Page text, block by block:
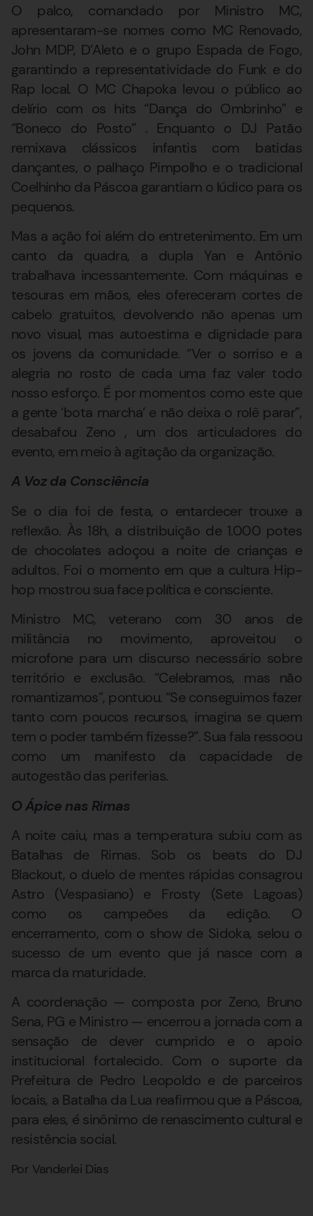
O palco, comandado por Ministro MC,
apresentaram-se nomes como MC Renovado,
John MDP, D’Aleto e o grupo Espada de Fogo,
garantindo a representatividade do Funk e do
Rap local. O MC Chapoka levou o público ao
delírio com os hits “Dança do Ombrinho” e
“Boneco do Posto” . Enquanto o DJ Patão
remixava clássicos infantis com batidas
dançantes, o palhaço Pimpolho e o tradicional
Coelhinho da Páscoa garantiam o lúdico para os
pequenos.
Mas a ação foi além do entretenimento. Em um
canto da quadra, a dupla Yan e Antônio
trabalhava incessantemente. Com máquinas e
tesouras em mãos, eles ofereceram cortes de
cabelo gratuitos, devolvendo não apenas um
novo visual, mas autoestima e dignidade para
os jovens da comunidade. “Ver o sorriso e a
alegria no rosto de cada uma faz valer todo
nosso esforço. É por momentos como este que
a gente ‘bota marcha’ e não deixa o rolê parar”,
desabafou Zeno , um dos articuladores do
evento, em meio à agitação da organização.
A Voz da Consciência
Se o dia foi de festa, o entardecer trouxe a
reflexão. Às 18h, a distribuição de 1.000 potes
de chocolates adoçou a noite de crianças e
adultos. Foi o momento em que a cultura Hip-
hop mostrou sua face política e consciente.
Ministro MC, veterano com 30 anos de
militância no movimento, aproveitou o
microfone para um discurso necessário sobre
território e exclusão. “Celebramos, mas não
romantizamos”, pontuou. “Se conseguimos fazer
tanto com poucos recursos, imagina se quem
tem o poder também fizesse?”. Sua fala ressoou
como um manifesto da capacidade de
autogestão das periferias.
O Ápice nas Rimas
A noite caiu, mas a temperatura subiu com as
Batalhas de Rimas. Sob os beats do DJ
Blackout, o duelo de mentes rápidas consagrou
Astro (Vespasiano) e Frosty (Sete Lagoas)
como os campeões da edição. O
encerramento, com o show de Sidoka, selou o
sucesso de um evento que já nasce com a
marca da maturidade.
A coordenação — composta por Zeno, Bruno
Sena, PG e Ministro — encerrou a jornada com a
sensação de dever cumprido e o apoio
institucional fortalecido. Com o suporte da
Prefeitura de Pedro Leopoldo e de parceiros
locais, a Batalha da Lua reafirmou que a Páscoa,
para eles, é sinônimo de renascimento cultural e
resistência social.
Por Vanderlei Dias